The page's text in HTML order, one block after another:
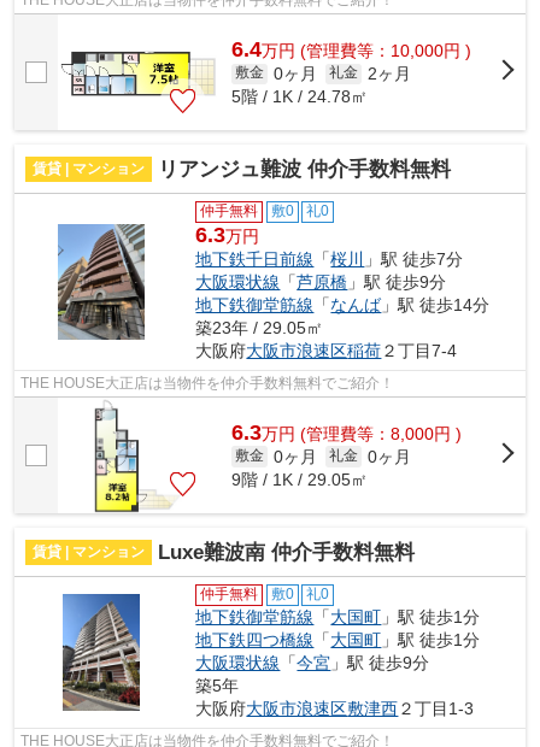
6.4万円 (管理費等：10,000円 )
敷金 0ヶ月 礼金
2ヶ月
5階 / 1K / 24.78㎡
賃貸 | マンション リアンジュ難波 仲介手数料無料
仲手無料 敷0 礼0
6.3万円
地下鉄千日前線 「桜川
」駅 徒歩7分
大阪環状線 「芦原橋 」駅 徒歩9分
地下鉄御堂筋線 「なんば」駅 徒歩14分
築23年 / 29.05㎡
大阪府大阪市浪速区稲荷２丁目7-4
THE HOUSE大正店は当物件を仲介手数料無料でご紹介！
6.3万円 (管理費等：8,000円 )
敷金 0ヶ月 礼金 0ヶ月
9階 / 1K / 29.05㎡
賃貸 | マンション Luxe難波南 仲介手数料無料
仲手無料 敷0 礼0
地下鉄御堂筋線 「大国町 」駅 徒歩1分
地下鉄四つ橋線 「大国町 」駅 徒歩1分
大阪環状線 「今宮 」駅 徒歩9分
築5年
大阪府大阪市浪速区敷津西２丁目1-3
THE HOUSE大正店は当物件を仲介手数料無料でご紹介！